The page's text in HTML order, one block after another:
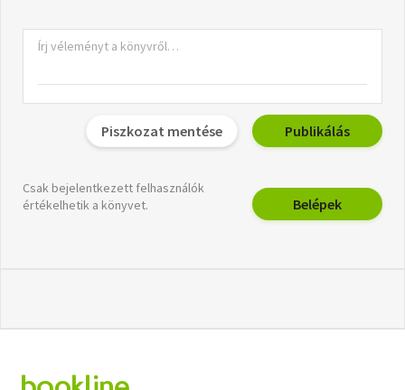
Piszkozat mentése Publikálás
Csak bejelentkezett felhasználók
értékelhetik a könyvet.
Belépek